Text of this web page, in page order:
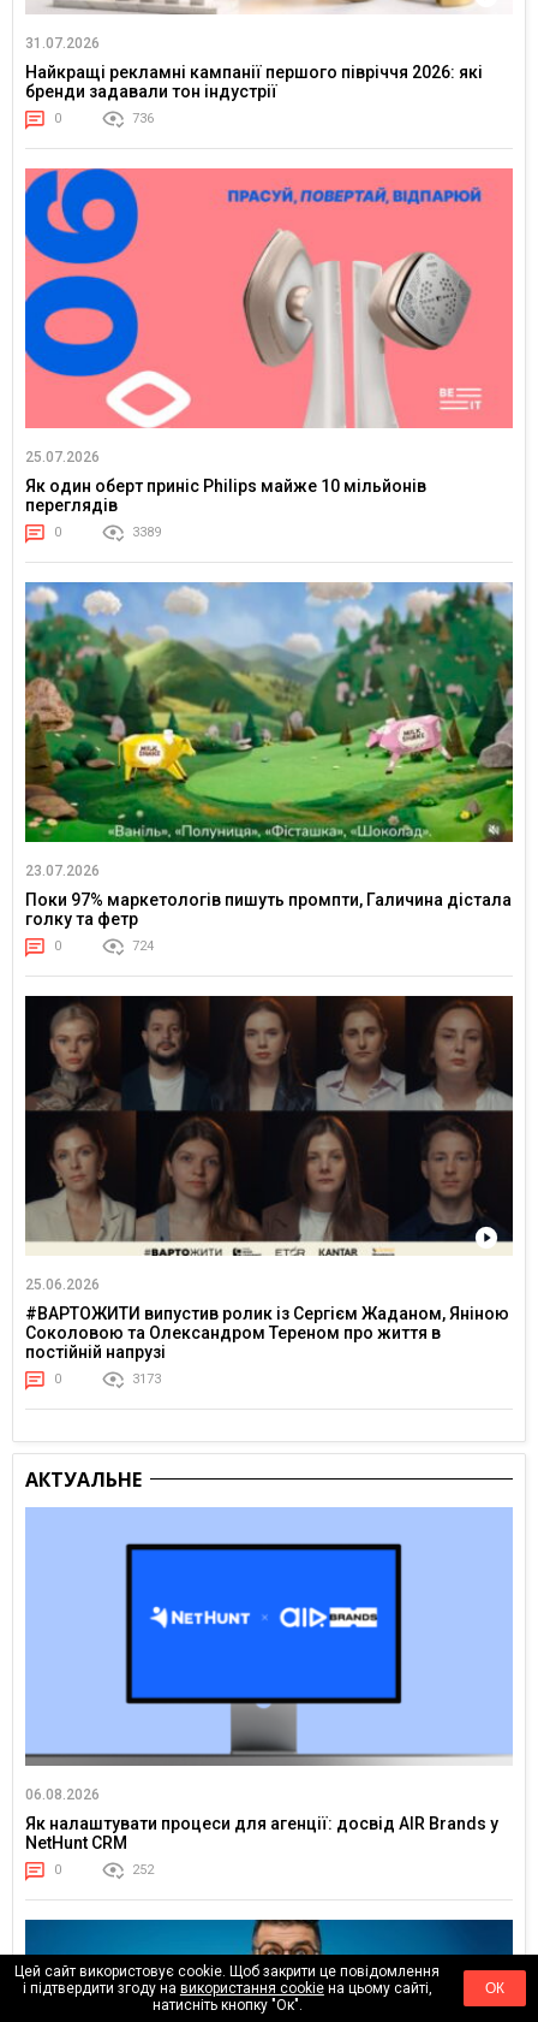
31.07.2026
Найкращі рекламні кампанії першого півріччя 2026: які
бренди задавали тон індустрії
0 736
25.07.2026
Як один оберт приніс Philips майже 10 мільйонів
переглядів
0 3389
23.07.2026
Поки 97% маркетологів пишуть промпти, Галичина дістала
голку та фетр
0 724
25.06.2026
#ВАРТОЖИТИ випустив ролик із Сергієм Жаданом, Яніною
Соколовою та Олександром Тереном про життя в
постійній напрузі
0 3173
АКТУАЛЬНЕ
06.08.2026
Як налаштувати процеси для агенції: досвід AIR Brands у
NetHunt CRM
0 252
Цей сайт використовує cookie. Щоб закрити це повідомлення
і підтвердити згоду на використання cookieна цьому сайті,
натисніть кнопку "Ок".
ОК